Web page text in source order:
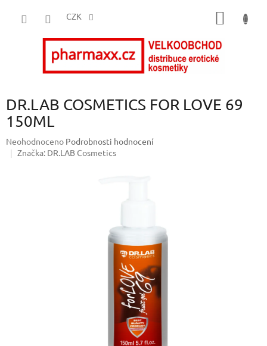
CZK
DR.LAB COSMETICS FOR LOVE 69
150ML
Průměrné
hodnocení
Neohodnoceno Podrobnosti hodnocení
Značka: DR.LAB Cosmetics